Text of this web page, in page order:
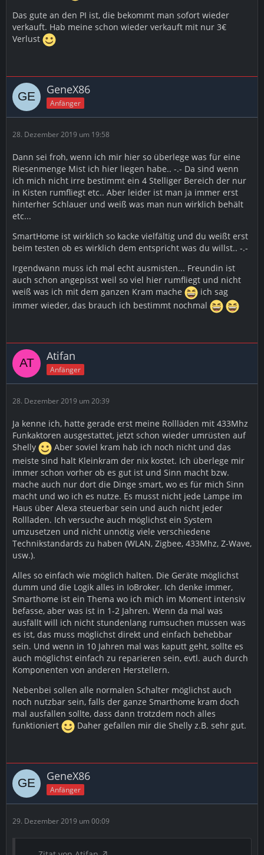
Das gute an den PI ist, die bekommt man sofort wieder
verkauft. Hab meine schon wieder verkauft mit nur 3€
Verlust
GeneX86
Anfänger
28. Dezember 2019 um 19:58
Dann sei froh, wenn ich mir hier so überlege was für eine
Riesenmenge Mist ich hier liegen habe.. -.- Da sind wenn
ich mich nicht irre bestimmt ein 4 Stelliger Bereich der nur
in Kisten rumfliegt etc.. Aber leider ist man ja immer erst
hinterher Schlauer und weiß was man nun wirklich behält
etc...
SmartHome ist wirklich so kacke vielfältig und du weißt erst
beim testen ob es wirklich dem entspricht was du willst.. -.-
Irgendwann muss ich mal echt ausmisten... Freundin ist
auch schon angepisst weil so viel hier rumfliegt und nicht
weiß was ich mit dem ganzen Kram mache
ich sag
immer wieder, das brauch ich bestimmt nochmal
Atifan
Anfänger
28. Dezember 2019 um 20:39
Ja kenne ich, hatte gerade erst meine Rollläden mit 433Mhz
Funkaktoren ausgestattet, jetzt schon wieder umrüsten auf
Shelly
Aber soviel kram hab ich noch nicht und das
meiste sind halt Kleinkram der nix kostet. Ich überlege mir
immer schon vorher ob es gut ist und Sinn macht bzw.
mache auch nur dort die Dinge smart, wo es für mich Sinn
macht und wo ich es nutze. Es musst nicht jede Lampe im
Haus über Alexa steuerbar sein und auch nicht jeder
Rollladen. Ich versuche auch möglichst ein System
umzusetzen und nicht unnötig viele verschiedene
Technikstandards zu haben (WLAN, Zigbee, 433Mhz, Z-Wave,
usw.).
Alles so einfach wie möglich halten. Die Geräte möglichst
dumm und die Logik alles in IoBroker. Ich denke immer,
Smarthome ist ein Thema wo ich mich im Moment intensiv
befasse, aber was ist in 1-2 Jahren. Wenn da mal was
ausfällt will ich nicht stundenlang rumsuchen müssen was
es ist, das muss möglichst direkt und einfach behebbar
sein. Und wenn in 10 Jahren mal was kaputt geht, sollte es
auch möglichst einfach zu reparieren sein, evtl. auch durch
Komponenten von anderen Herstellern.
Nebenbei sollen alle normalen Schalter möglichst auch
noch nutzbar sein, falls der ganze Smarthome kram doch
mal ausfallen sollte, dass dann trotzdem noch alles
funktioniert
Daher gefallen mir die Shelly z.B. sehr gut.
GeneX86
Anfänger
29. Dezember 2019 um 00:09